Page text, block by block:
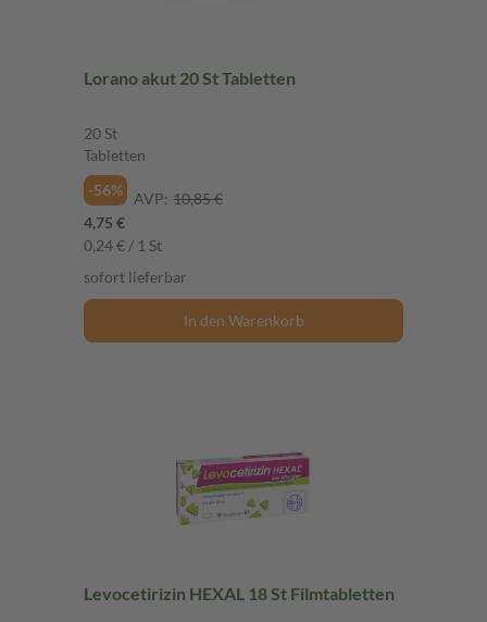
Lorano akut 20 St Tabletten
20 St
Tabletten
-56%
AVP: 10,85 €
4,75 €
0,24 € / 1 St
sofort lieferbar
In den Warenkorb
Levocetirizin HEXAL 18 St Filmtabletten